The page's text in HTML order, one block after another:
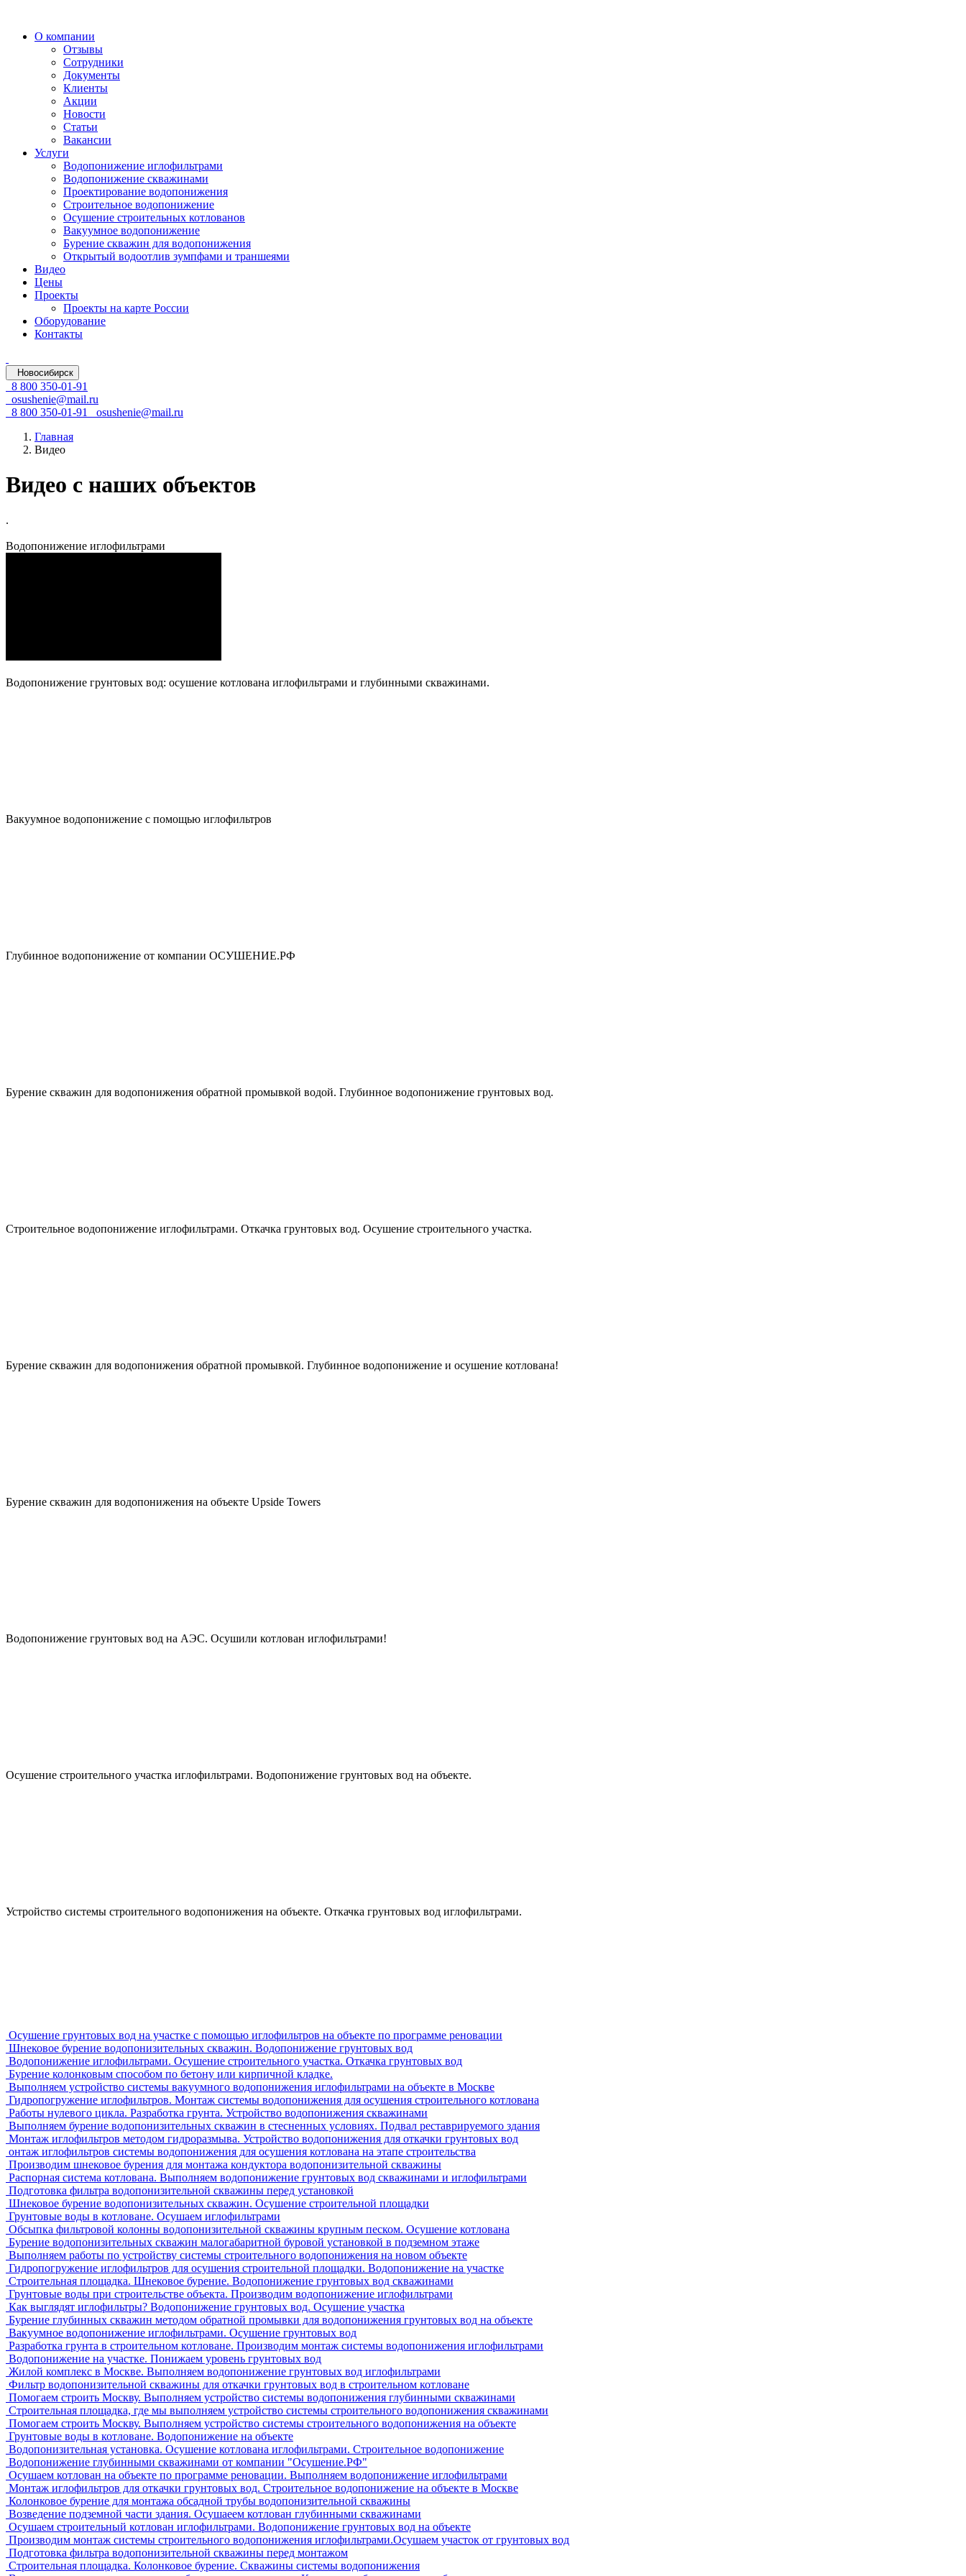
О компании
Отзывы
Сотрудники
Документы
Клиенты
Акции
Новости
Статьи
Вакансии
Услуги
Водопонижение иглофильтрами
Водопонижение скважинами
Проектирование водопонижения
Строительное водопонижение
Осушение строительных котлованов
Вакуумное водопонижение
Бурение скважин для водопонижения
Открытый водоотлив зумпфами и траншеями
Видео
Цены
Проекты
Проекты на карте России
Оборудование
Контакты
Новосибирск
8 800 350-01-91
osushenie@mail.ru
8 800 350-01-91
osushenie@mail.ru
Главная
Видео
Видео с наших объектов
.
Водопонижение иглофильтрами
Водопонижение грунтовых вод: осушение котлована иглофильтрами и глубинными скважинами.
Вакуумное водопонижение с помощью иглофильтров
Глубинное водопонижение от компании ОСУШЕНИЕ.РФ
Бурение скважин для водопонижения обратной промывкой водой. Глубинное водопонижение грунтовых вод.
Строительное водопонижение иглофильтрами. Откачка грунтовых вод. Осушение строительного участка.
Бурение скважин для водопонижения обратной промывкой. Глубинное водопонижение и осушение котлована!
Бурение скважин для водопонижения на объекте Upside Towers
Водопонижение грунтовых вод на АЭС. Осушили котлован иглофильтрами!
Осушение строительного участка иглофильтрами. Водопонижение грунтовых вод на объекте.
Устройство системы строительного водопонижения на объекте. Откачка грунтовых вод иглофильтрами.
Осушение грунтовых вод на участке с помощью иглофильтров на объекте по программе реновации
Шнековое бурение водопонизительных скважин. Водопонижение грунтовых вод
Водопонижение иглофильтрами. Осушение строительного участка. Откачка грунтовых вод
Бурение колонковым способом по бетону или кирпичной кладке.
Выполняем устройство системы вакуумного водопонижения иглофильтрами на объекте в Москве
Гидропогружение иглофильтров. Монтаж системы водопонижения для осушения строительного котлована
Работы нулевого цикла. Разработка грунта. Устройство водопонижения скважинами
Выполняем бурение водопонизительных скважин в стесненных условиях. Подвал реставрируемого здания
Монтаж иглофильтров методом гидроразмыва. Устройство водопонижения для откачки грунтовых вод
онтаж иглофильтров системы водопонижения для осушения котлована на этапе строительства
Производим шнековое бурения для монтажа кондуктора водопонизительной скважины
Распорная система котлована. Выполняем водопонижение грунтовых вод скважинами и иглофильтрами
Подготовка фильтра водопонизительной скважины перед установкой
Шнековое бурение водопонизительных скважин. Осушение строительной площадки
Грунтовые воды в котловане. Осушаем иглофильтрами
Обсыпка фильтровой колонны водопонизительной скважины крупным песком. Осушение котлована
Бурение водопонизительных скважин малогабаритной буровой установкой в подземном этаже
Выполняем работы по устройству системы строительного водопонижения на новом объекте
Гидропогружение иглофильтров для осушения строительной площадки. Водопонижение на участке
Строительная площадка. Шнековое бурение. Водопонижение грунтовых вод скважинами
Грунтовые воды при строительстве объекта. Производим водопонижение иглофильтрами
Как выглядят иглофильтры? Водопонижение грунтовых вод. Осушение участка
Бурение глубинных скважин методом обратной промывки для водопонижения грунтовых вод на объекте
Вакуумное водопонижение иглофильтрами. Осушение грунтовых вод
Разработка грунта в строительном котловане. Производим монтаж системы водопонижения иглофильтрами
Водопонижение на участке. Понижаем уровень грунтовых вод
Жилой комплекс в Москве. Выполняем водопонижение грунтовых вод иглофильтрами
Фильтр водопонизительной скважины для откачки грунтовых вод в строительном котловане
Помогаем строить Москву. Выполняем устройство системы водопонижения глубинными скважинами
Строительная площадка, где мы выполняем устройство системы строительного водопонижения скважинами
Помогаем строить Москву. Выполняем устройство системы строительного водопонижения на объекте
Грунтовые воды в котловане. Водопонижение на объекте
Водопонизительная установка. Осушение котлована иглофильтрами. Строительное водопонижение
Водопонижение глубинными скважинами от компании "Осушение.РФ"
Осушаем котлован на объекте по программе реновации. Выполняем водопонижение иглофильтрами
Монтаж иглофильтров для откачки грунтовых вод. Строительное водопонижение на объекте в Москве
Колонковое бурение для монтажа обсадной трубы водопонизительной скважины
Возведение подземной части здания. Осушаеем котлован глубинными скважинами
Осушаем строительный котлован иглофильтрами. Водопонижение грунтовых вод на объекте
Производим монтаж системы строительного водопонижения иглофильтрами.Осушаем участок от грунтовых вод
Подготовка фильтра водопонизительной скважины перед монтажом
Строительная площадка. Колонковое бурение. Скважины системы водопонижения